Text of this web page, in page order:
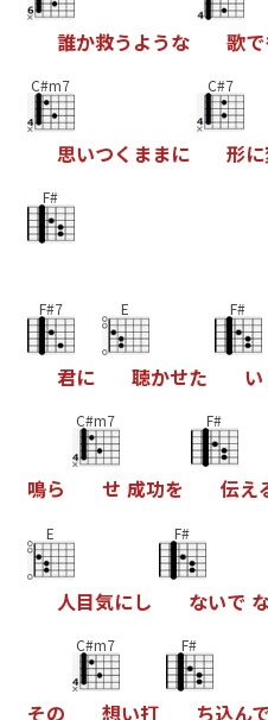
誰か救う ような 歌で
C#m7
思いつく ままに
C#7
形に
F#
F#7
君に
E
聴かせた
F#
い
鳴ら
C#m7
せ 成功を
F#
伝え
E
人目気にし
F#
ないで
その
C#m7
想い打
F#
ち込んで